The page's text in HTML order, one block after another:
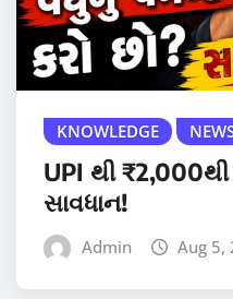
KNOWLEDGE
UPI થી
સાવધાન!
Admin Aug 5,